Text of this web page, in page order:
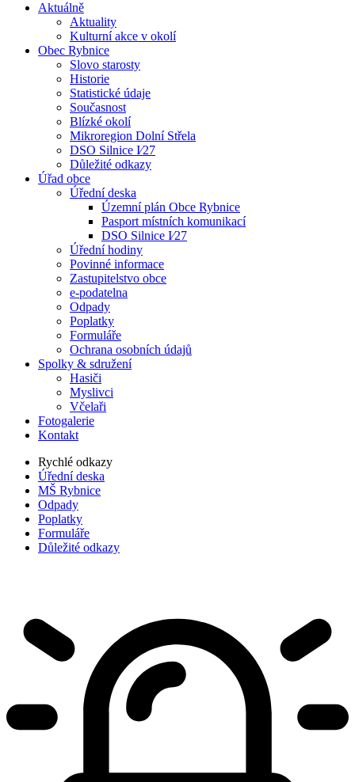
Aktuálně
Aktuality
Kulturní akce v okolí
Obec Rybnice
Slovo starosty
Historie
Statistické údaje
Současnost
Blízké okolí
Mikroregion Dolní Střela
DSO Silnice I⁄27
Důležité odkazy
Úřad obce
Úřední deska
Územní plán Obce Rybnice
Pasport místních komunikací
DSO Silnice I⁄27
Úřední hodiny
Povinné informace
Zastupitelstvo obce
e-podatelna
Odpady
Poplatky
Formuláře
Ochrana osobních údajů
Spolky & sdružení
Hasiči
Myslivci
Včelaři
Fotogalerie
Kontakt
Rychlé odkazy
Úřední deska
MŠ Rybnice
Odpady
Poplatky
Formuláře
Důležité odkazy